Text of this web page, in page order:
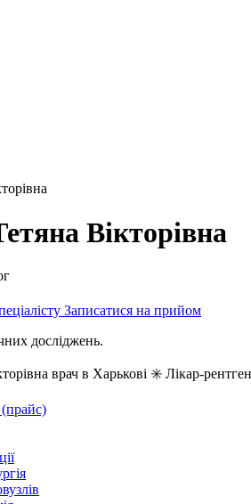
Вікторівна
Записатися на прийом
досліджень.
врач в Харькові ✳️ Лікар-